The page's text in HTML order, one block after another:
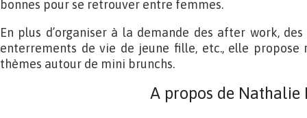
bonnes pour se retrouver entre femmes.
En plus d’organiser à la demande des after work,
enterrements de vie de jeune fille, etc., elle
thèmes autour de mini brunchs.
A propos de Nathalie